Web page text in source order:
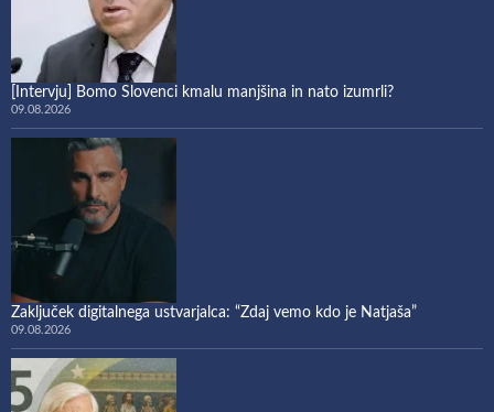
[Intervju] Bomo Slovenci kmalu manjšina in nato izumrli?
09.08.2026
Zaključek digitalnega ustvarjalca: “Zdaj vemo kdo je Natjaša”
09.08.2026